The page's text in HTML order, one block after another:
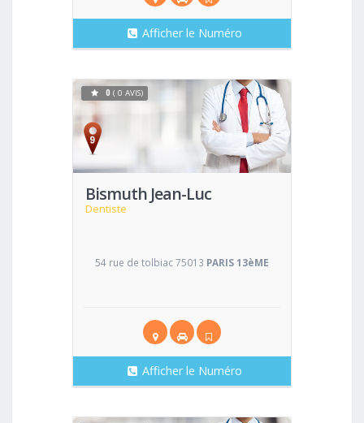
Afficher le Numéro
Bismuth Jean-Luc
Dentiste
Voir
0 ( 0 AVIS)
54 rue de tolbiac 75013 PARIS 13èME
Afficher le Numéro